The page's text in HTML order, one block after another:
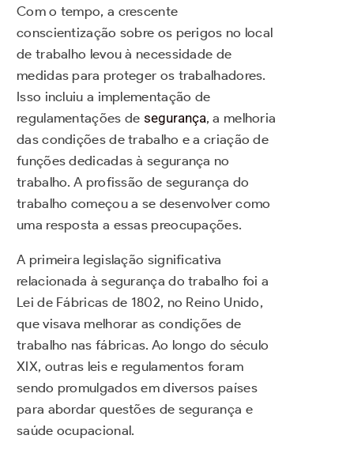
Com o tempo, a crescente
conscientização sobre os perigos no local
de trabalho levou à necessidade de
medidas para proteger os trabalhadores.
Isso incluiu a implementação de
regulamentações de segurança, a melhoria
das condições de trabalho e a criação de
funções dedicadas à segurança no
trabalho. A profissão de segurança do
trabalho começou a se desenvolver como
uma resposta a essas preocupações.
A primeira legislação significativa
relacionada à segurança do trabalho foi a
Lei de Fábricas de 1802, no Reino Unido,
que visava melhorar as condições de
trabalho nas fábricas. Ao longo do século
XIX, outras leis e regulamentos foram
sendo promulgados em diversos países
para abordar questões de segurança e
saúde ocupacional.